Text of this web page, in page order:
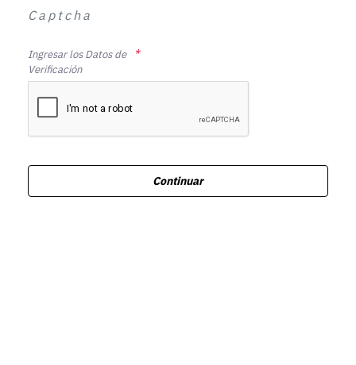
Captcha
Ingresar los Datos de
Verificación
Continuar